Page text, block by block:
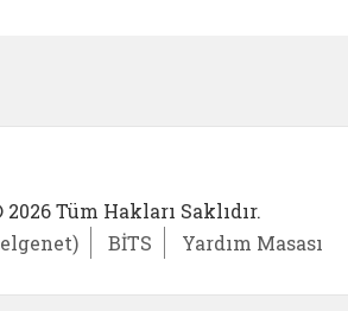
2026 Tüm Hakları Saklıdır.
BİTS Yardım Masası